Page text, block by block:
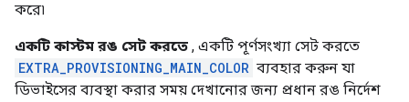
করে৷
একটি কাস্টম রঙ সেট করতে , একটি পূর্ণসংখ্যা সেট করতে
EXTRA_PROVISIONING_MAIN_COLOR ব্যবহার করুন যা
ডিভাইসের ব্যবস্থা করার সময় দেখানোর জন্য প্রধান রঙ নির্দেশ